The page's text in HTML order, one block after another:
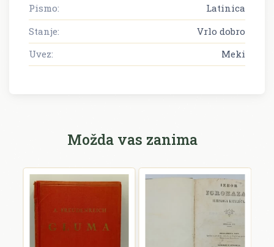
Pismo:
Latinica
Stanje:
Vrlo dobro
Uvez:
Meki
Možda vas zanima